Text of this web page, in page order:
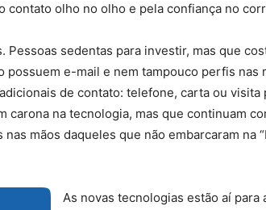
contato olho no olho e pela confiança no
sedentas para investir, mas que
possuem e-mail e nem tampouco perfis nas
de contato: telefone, carta ou visita
carona na tecnologia, mas que continuam
mãos daqueles que não embarcaram na
As novas tecnologias estão aí para